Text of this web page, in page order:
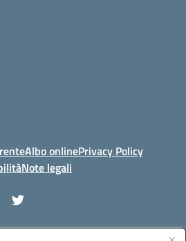
Albo onlinePrivacy Policy
Note legali